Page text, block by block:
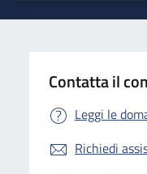
Contatta il
Leggi le
Richiedi